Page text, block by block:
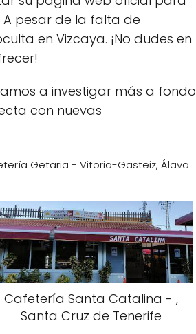
pesar de la falta de
en Vizcaya. ¡No dudes en
a investigar más a fondo
con nuevas
Getaria - Vitoria-Gasteiz, Álava
Cafetería Santa Catalina - ,
Santa Cruz de Tenerife